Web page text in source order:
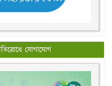
যোগাযোগ